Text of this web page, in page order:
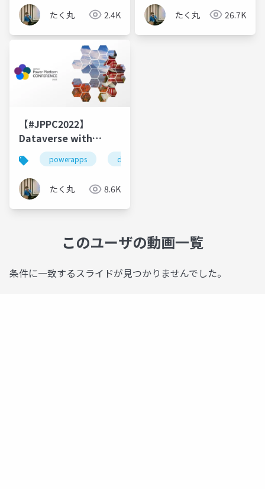
たく丸 2.4K たく丸 26.7K
【#JPPC2022】
Dataverse with
Virtual tables たく丸
powerapps dataverse
たく丸 8.6K
このユーザの動画一覧
条件に一致するスライドが見つかりませんでした。